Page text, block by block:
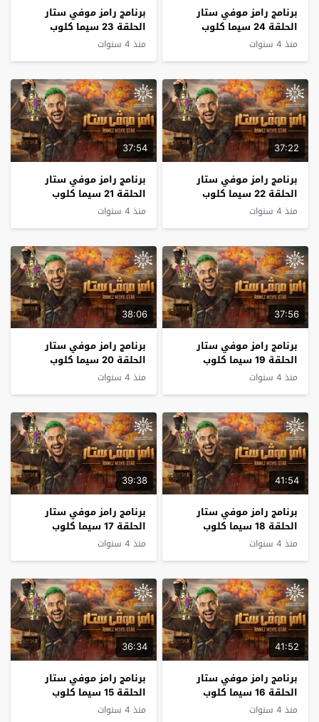
برنامج رامز موفي ستار
الحلقة 24 سيما كلوب
منذ 4 سنوات
برنامج رامز موفي ستار
الحلقة 23 سيما كلوب
منذ 4 سنوات
37:22
برنامج رامز موفي ستار
الحلقة 22 سيما كلوب
منذ 4 سنوات
37:54
برنامج رامز موفي ستار
الحلقة 21 سيما كلوب
منذ 4 سنوات
37:56
برنامج رامز موفي ستار
الحلقة 19 سيما كلوب
منذ 4 سنوات
38:06
برنامج رامز موفي ستار
الحلقة 20 سيما كلوب
منذ 4 سنوات
41:54
برنامج رامز موفي ستار
الحلقة 18 سيما كلوب
منذ 4 سنوات
39:38
برنامج رامز موفي ستار
الحلقة 17 سيما كلوب
منذ 4 سنوات
41:52
برنامج رامز موفي ستار
الحلقة 16 سيما كلوب
منذ 4 سنوات
36:34
برنامج رامز موفي ستار
الحلقة 15 سيما كلوب
منذ 4 سنوات